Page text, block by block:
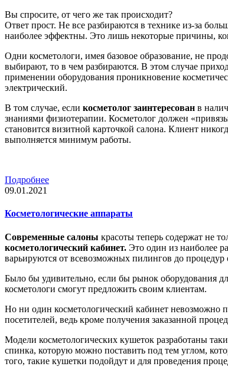
Вы спросите, от чего же так происходит?
Ответ прост. Не все разбираются в технике из-за
наиболее эффектны. Это лишь некоторые причины,
Одни косметологи, имея базовое образование, не
выбирают, то в чем разбираются. В этом случае
применении оборудования проникновение
электрический.
В том случае, если косметолог заинтересован в
знаниями физиотерапии. Косметолог должен
становится визитной карточкой салона. Клиент
выполняется минимум работы.
Подробнее
09.01.2021
Косметологические аппараты
Современные салоны красоты теперь содержат не
косметологический кабинет. Это один из наиболее
варьируются от всевозможных пилингов до
Было бы удивительно, если бы рынок оборудования
косметологи смогут предложить своим клиентам.
Но ни один косметологический кабинет невозможно
посетителей, ведь кроме получения заказанной
Модели косметологических кушеток разработаны
спинка, которую можно поставить под тем углом,
того, такие кушетки подойдут и для проведения